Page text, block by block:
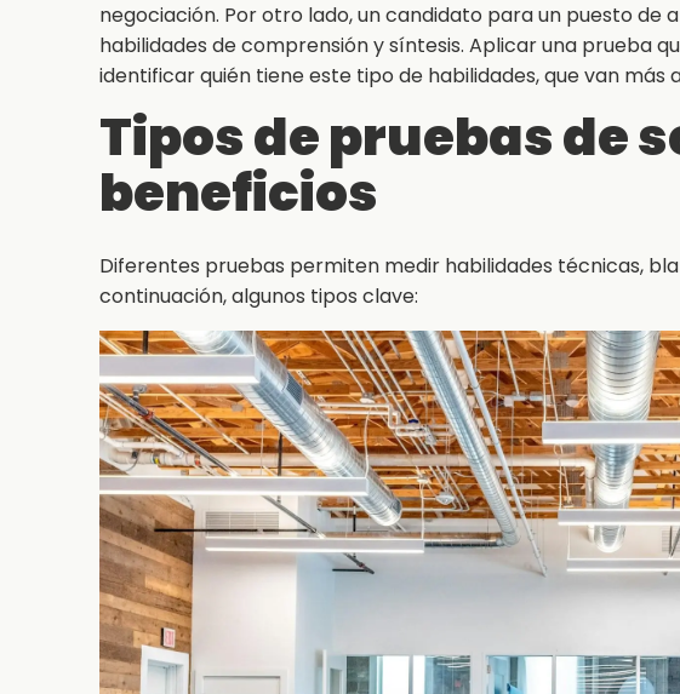
negociación. Por otro lado, un candidato para un puesto de
habilidades de comprensión y síntesis. Aplicar una prueba
identificar quién tiene este tipo de habilidades, que van más
Tipos de pruebas de
beneficios
Diferentes pruebas permiten medir habilidades técnicas,
continuación, algunos tipos clave: